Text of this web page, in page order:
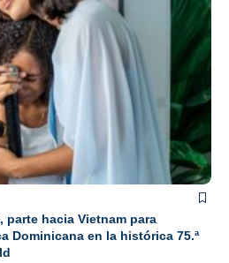
parte hacia Vietnam para
Dominicana en la histórica 75.ª